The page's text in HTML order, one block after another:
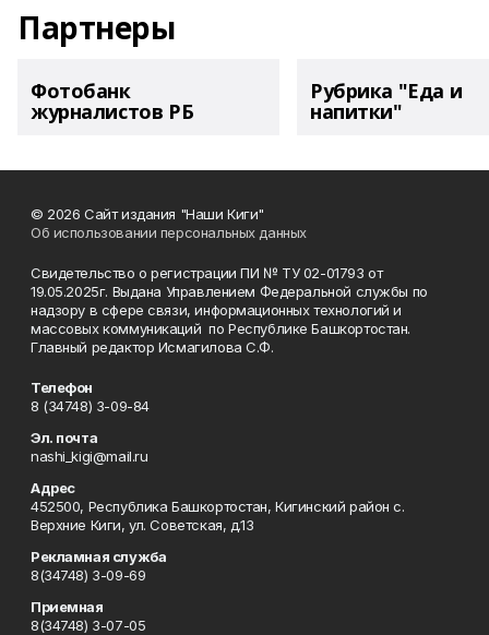
Партнеры
Фотобанк
журналистов РБ
Рубрика "Еда и
напитки"
© 2026 Сайт издания "Наши Киги"
Об использовании персональных данных
Свидетельство о регистрации ПИ № ТУ 02-01793 от
19.05.2025г. Выдана Управлением Федеральной службы по
надзору в сфере связи, информационных технологий и
массовых коммуникаций по Республике Башкортостан.
Главный редактор Исмагилова С.Ф.
Телефон
8 (34748) 3-09-84
Эл. почта
nashi_kigi@mail.ru
Адрес
452500, Республика Башкортостан, Кигинский район с.
Верхние Киги, ул. Советская, д.13
Рекламная служба
8(34748) 3-09-69
Приемная
8(34748) 3-07-05